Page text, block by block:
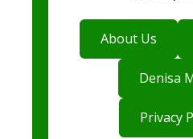
About Us
Denisa
Privacy